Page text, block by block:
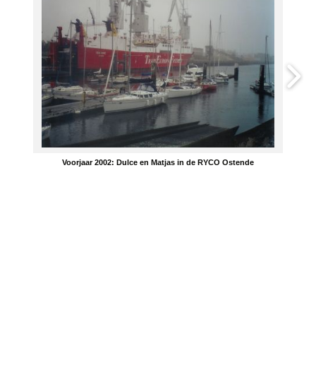
Voorjaar 2002: Dulce en Matjas in de RYCO Ostende